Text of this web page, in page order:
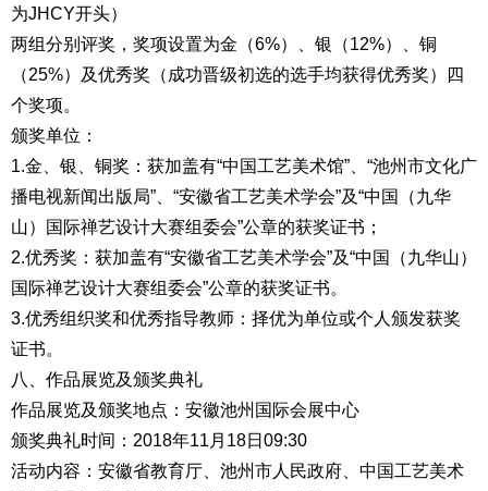
为JHCY开头）
两组分别评奖，奖项设置为金（6%）、银（12%）、铜
（25%）及优秀奖（成功晋级初选的选手均获得优秀奖）四
个奖项。
颁奖单位：
1.金、银、铜奖：获加盖有“中国工艺美术馆”、“池州市文化广
播电视新闻出版局”、“安徽省工艺美术学会”及“中国（九华
山）国际禅艺设计大赛组委会”公章的获奖证书；
2.优秀奖：获加盖有“安徽省工艺美术学会”及“中国（九华山）
国际禅艺设计大赛组委会”公章的获奖证书。
3.优秀组织奖和优秀指导教师：择优为单位或个人颁发获奖
证书。
八、作品展览及颁奖典礼
作品展览及颁奖地点：安徽池州国际会展中心
颁奖典礼时间：2018年11月18日09:30
活动内容：安徽省教育厅、池州市人民政府、中国工艺美术